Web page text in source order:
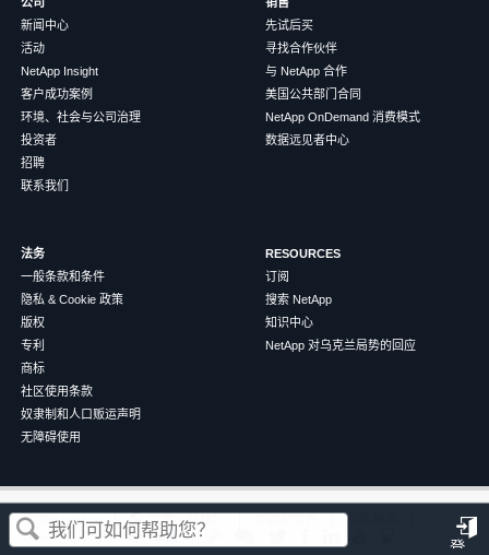
登
这篇文章对您有帮助吗？
新闻中心
活动
NetApp Insight
客户成功案例
环境、社会与公司治理
投资者
招聘
联系我们
先试后买
寻找合作伙伴
与 NetApp 合作
美国公共部门合同
NetApp OnDemand 消费模式
数据远见者中心
法务
一般条款和条件
隐私 & Cookie 政策
版权
专利
商标
社区使用条款
奴隶制和人口贩运声明
无障碍使用
RESOURCES
订阅
搜索 NetApp
知识中心
NetApp 对乌克兰局势的回应
©2026NetApp 中文（简体） 条款和条件
隐私政策
Cookie 政策
Cookie 设置